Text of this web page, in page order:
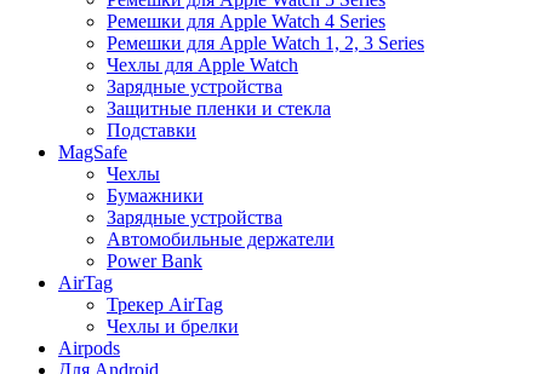
Ремешки для Apple Watch 4 Series
Ремешки для Apple Watch 1, 2, 3 Series
Чехлы для Apple Watch
Зарядные устройства
Защитные пленки и стекла
Подставки
MagSafe
Чехлы
Бумажники
Зарядные устройства
Автомобильные держатели
Power Bank
AirTag
Трекер AirTag
Чехлы и брелки
Airpods
Для Android